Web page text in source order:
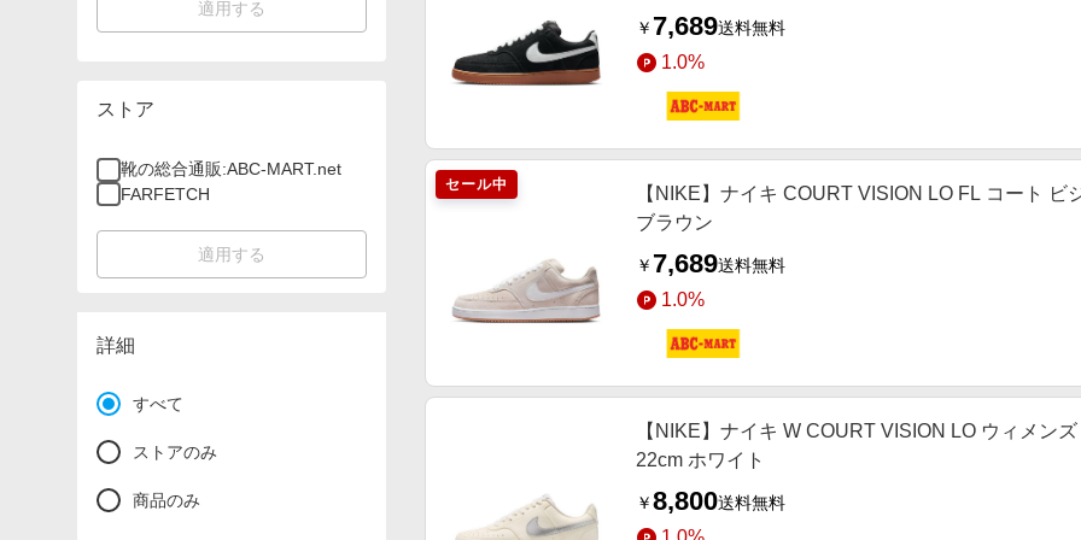
適用する
ストア
靴の総合通販:ABC-MART.net
FARFETCH
適用する
詳細
すべて
ストアのみ
商品のみ
￥ 7,689送料無料
1.0%
セール中
【NIKE】ナイキ COURT VISION LO FL コート
ブラウン
￥ 7,689送料無料
1.0%
【NIKE】ナイキ W COURT VISION LO ウィメン
22cm ホワイト
￥8,800送料無料